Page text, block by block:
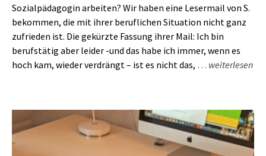
Sozialpädagogin arbeiten? Wir haben eine Lesermail von S.
bekommen, die mit ihrer beruflichen Situation nicht ganz
zufrieden ist. Die gekürzte Fassung ihrer Mail: Ich bin
berufstätig aber leider -und das habe ich immer, wenn es
hoch kam, wieder verdrängt – ist es nicht das, … weiterlesen